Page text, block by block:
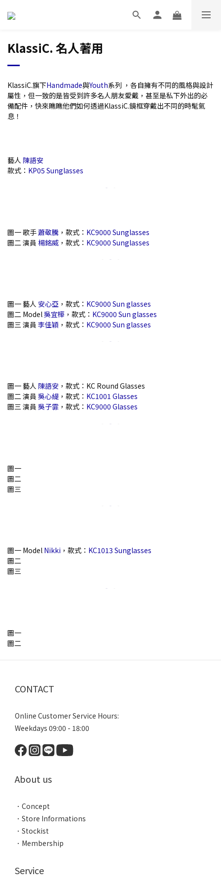
KlassiC. 名人著用
KlassiC.旗下Handmade與Youth系列 ，各自擁有不同的風格與設計
屬性，但一致的是皆受到許多名人朋友愛戴，甚至是私下外出的必
備配件，快來瞧瞧他們如何透過KlassiC.鏡框穿戴出不同的時髦氣
息！
藝人 陳語安
款式： KP05 Sunglasses
圖一 歌手蕭敬騰 ，款式： KC9000 Sunglasses
圖二 演員 楊銘威 ，款式： KC9000 Sunglasses
圖一 藝人 安心亞 ，款式： KC9000 Sun glasses
圖二 Model吳宜樺 ，款式： KC9000 Sun glasses
圖三 演員 李佳穎 ，款式： KC9000 Sun glasses
圖一 藝人 陳語安 ，款式：KC Round Glasses
圖二 演員 吳心緹 ，款式： KC1001 Glasses
圖三 演員 吳子霏 ，款式： KC9000 Glasses
圖一
圖二
圖三
圖一 Model Nikki ，款式： KC1013 Sunglasses
圖二
圖三
圖一
圖二
CONTACT
Online Customer Service Hours:
Weekdays 09:00 - 18:00
About us
． Concept
． Store Informations
． Stockist
． Membership
Service